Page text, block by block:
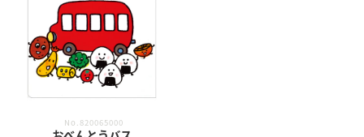
No.820065000